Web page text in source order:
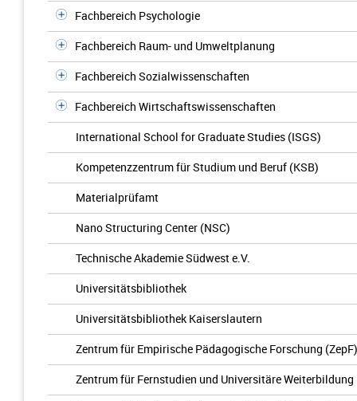
Fachbereich Psychologie
Fachbereich Raum- und Umweltplanung
Fachbereich Sozialwissenschaften
Fachbereich Wirtschaftswissenschaften
International School for Graduate Studies (ISGS)
Kompetenzzentrum für Studium und Beruf (KSB)
Materialprüfamt
Nano Structuring Center (NSC)
Technische Akademie Südwest e.V.
Universitätsbibliothek
Universitätsbibliothek Kaiserslautern
Zentrum für Empirische Pädagogische Forschung (ZepF)
Zentrum für Fernstudien und Universitäre Weiterbildung